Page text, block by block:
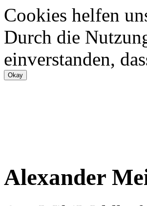
Cookies helfen
Durch die
einverstanden,
Alexander